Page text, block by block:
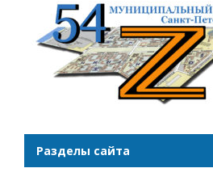
Разделы сайта